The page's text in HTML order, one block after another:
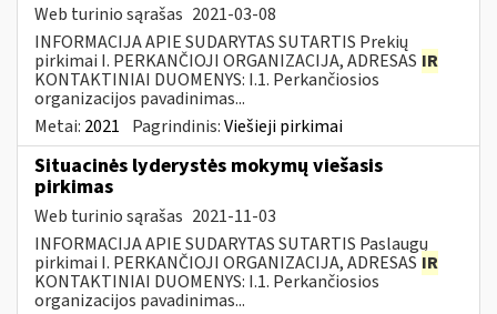
Web turinio sąrašas 2021-03-08
INFORMACIJA APIE SUDARYTAS SUTARTIS Prekių
pirkimai I. PERKANČIOJI ORGANIZACIJA, ADRESAS IR
KONTAKTINIAI DUOMENYS: I.1. Perkančiosios
organizacijos pavadinimas...
Metai: 2021 Pagrindinis:Viešieji pirkimai
Situacinės lyderystės mokymų viešasis
pirkimas
Web turinio sąrašas 2021-11-03
INFORMACIJA APIE SUDARYTAS SUTARTIS Paslaugų
pirkimai I. PERKANČIOJI ORGANIZACIJA, ADRESAS IR
KONTAKTINIAI DUOMENYS: I.1. Perkančiosios
organizacijos pavadinimas...